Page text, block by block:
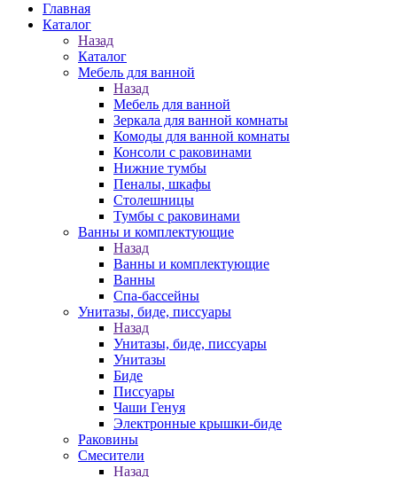
Главная
Каталог
Назад
Каталог
Мебель для ванной
Назад
Мебель для ванной
Зеркала для ванной комнаты
Комоды для ванной комнаты
Консоли с раковинами
Нижние тумбы
Пеналы, шкафы
Столешницы
Тумбы с раковинами
Ванны и комплектующие
Назад
Ванны и комплектующие
Ванны
Спа-бассейны
Унитазы, биде, писсуары
Назад
Унитазы, биде, писсуары
Унитазы
Биде
Писсуары
Чаши Генуя
Электронные крышки-биде
Раковины
Смесители
Назад